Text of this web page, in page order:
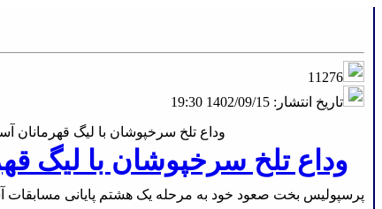
11276
تاریخ انتشار: 1402/09/15 19:30
وداع تلخ سرخپوشان با لیگ قهرمانان
وداع تلخ سرخپوشان با لیگ
پرسپولیس بخت صعود خود به مرحله یک هشتم پایانی مسابقات